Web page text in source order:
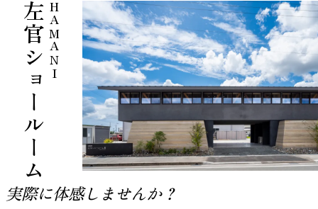
HAMANI
左官ショールーム
実際に体感しませんか？